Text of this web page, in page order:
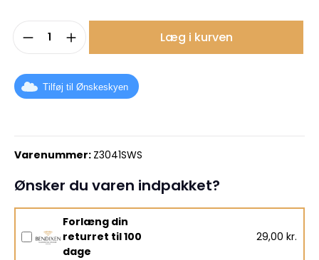
Produktmængde: Indtast det
Læg i kurven
Tilføj til Ønskeskyen
Varenummer: Z3041SWS
Ønsker du varen indpakket?
Forlæng din
returret til 100
dage
29,00 kr.